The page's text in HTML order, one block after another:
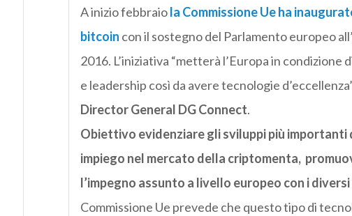
A inizio febbraiola Commissione Ue ha
bitcoin con il sostegno del Parlamento europeo
2016. L’iniziativa “metterà l’Europa in
e leadership così da avere tecnologie
Director General DG Connect.
Obiettivo evidenziare gli sviluppi più
impiego nel mercato della criptomenta,
l’impegno assunto a livello europeo con i
Commissione Ue prevede che questo tipo di